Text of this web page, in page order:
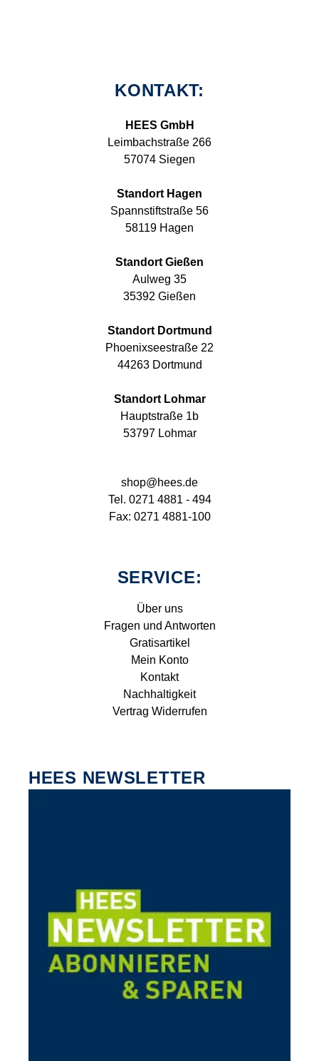
KONTAKT:
HEES GmbH
Leimbachstraße 266
57074 Siegen
Standort Hagen
Spannstiftstraße 56
58119 Hagen
Standort Gießen
Aulweg 35
35392 Gießen
Standort Dortmund
Phoenixseestraße 22
44263 Dortmund
Standort Lohmar
Hauptstraße 1b
53797 Lohmar
shop@hees.de
Tel. 0271 4881 - 494
Fax: 0271 4881-100
SERVICE:
Über uns
Fragen und Antworten
Gratisartikel
Mein Konto
Kontakt
Nachhaltigkeit
Vertrag Widerrufen
HEES NEWSLETTER